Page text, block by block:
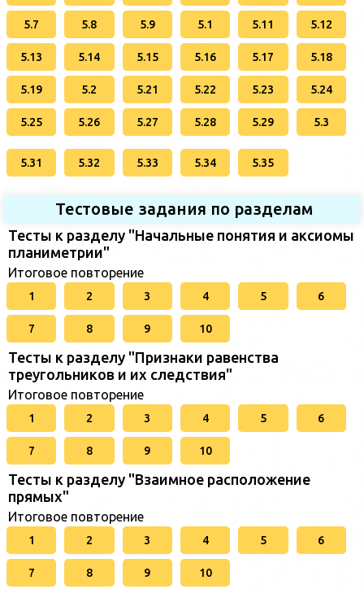
5.7 5.8 5.9 5.1 5.11 5.12
5.13 5.14 5.15 5.16 5.17 5.18
5.19 5.2 5.21 5.22 5.23 5.24
5.25 5.26 5.27 5.28 5.29 5.3
5.31 5.32 5.33 5.34 5.35
Тестовые задания по разделам
Тесты к разделу "Начальные понятия и аксиомы
планиметрии"
Итоговое повторение
1 2 3 4 5 6
7 8 9 10
Тесты к разделу "Признаки равенства
треугольников и их следствия"
Итоговое повторение
1 2 3 4 5 6
7 8 9 10
Тесты к разделу "Взаимное расположение
прямых"
Итоговое повторение
1 2 3 4 5 6
7 8 9 10